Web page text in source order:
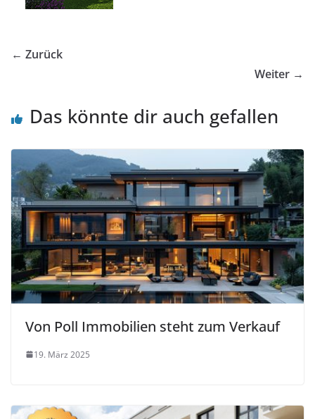
← Zurück
Weiter →
Das könnte dir auch gefallen
Von Poll Immobilien steht zum Verkauf
19. März 2025